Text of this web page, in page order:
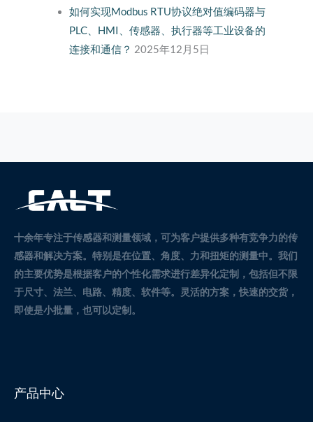
如何实现Modbus RTU协议绝对值编码器与
PLC、HMI、传感器、执行器等工业设备的
连接和通信？ 2025年12月5日
十余年专注于传感器和测量领域，可为客户提供多种有竞争力的传
感器和解决方案。 特别是在位置、角度、力和扭矩的测量中。 我们
的主要优势是根据客户的个性化需求进行差异化定制，包括但不限
于尺寸、法兰、电路、精度、软件等。灵活的方案，快速的交货，
即使是小批量，也可以定制。
产品中心